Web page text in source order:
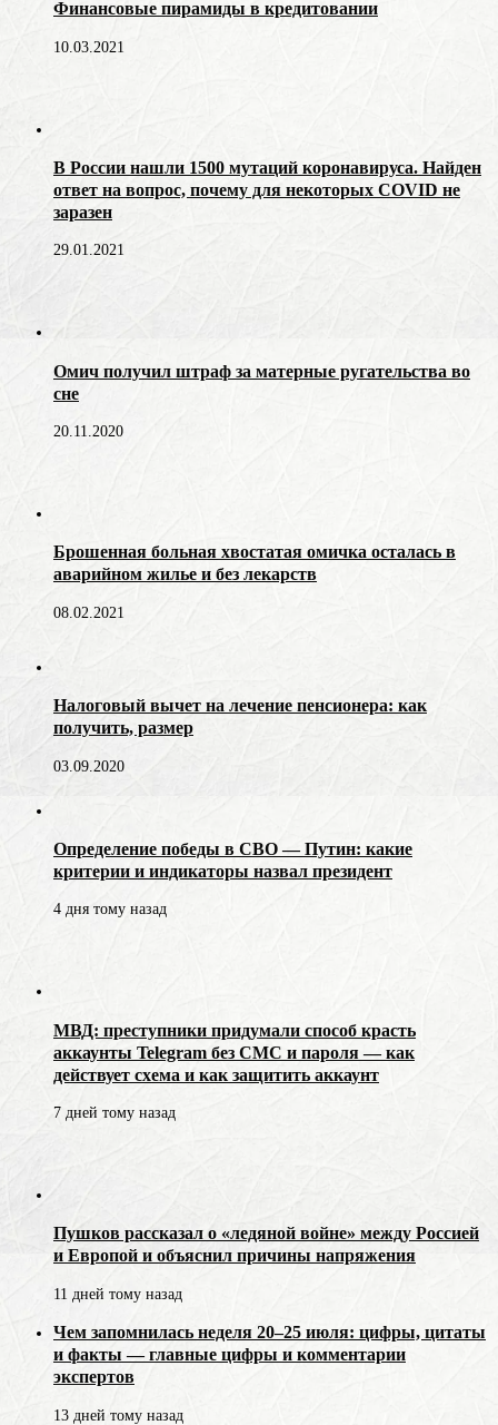
Финансовые пирамиды в кредитовании
10.03.2021
В России нашли 1500 мутаций коронавируса. Найден
ответ на вопрос, почему для некоторых COVID не
заразен
29.01.2021
Омич получил штраф за матерные ругательства во
сне
20.11.2020
Брошенная больная хвостатая омичка осталась в
аварийном жилье и без лекарств
08.02.2021
Налоговый вычет на лечение пенсионера: как
получить, размер
03.09.2020
Определение победы в СВО — Путин: какие
критерии и индикаторы назвал президент
4 дня тому назад
МВД: преступники придумали способ красть
аккаунты Telegram без СМС и пароля — как
действует схема и как защитить аккаунт
7 дней тому назад
Пушков рассказал о «ледяной войне» между Россией
и Европой и объяснил причины напряжения
11 дней тому назад
Чем запомнилась неделя 20–25 июля: цифры, цитаты
и факты — главные цифры и комментарии
экспертов
13 дней тому назад